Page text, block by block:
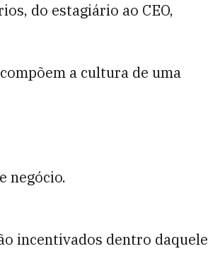
do estagiário ao CEO,
a cultura de uma
negócio.
incentivados dentro daquele